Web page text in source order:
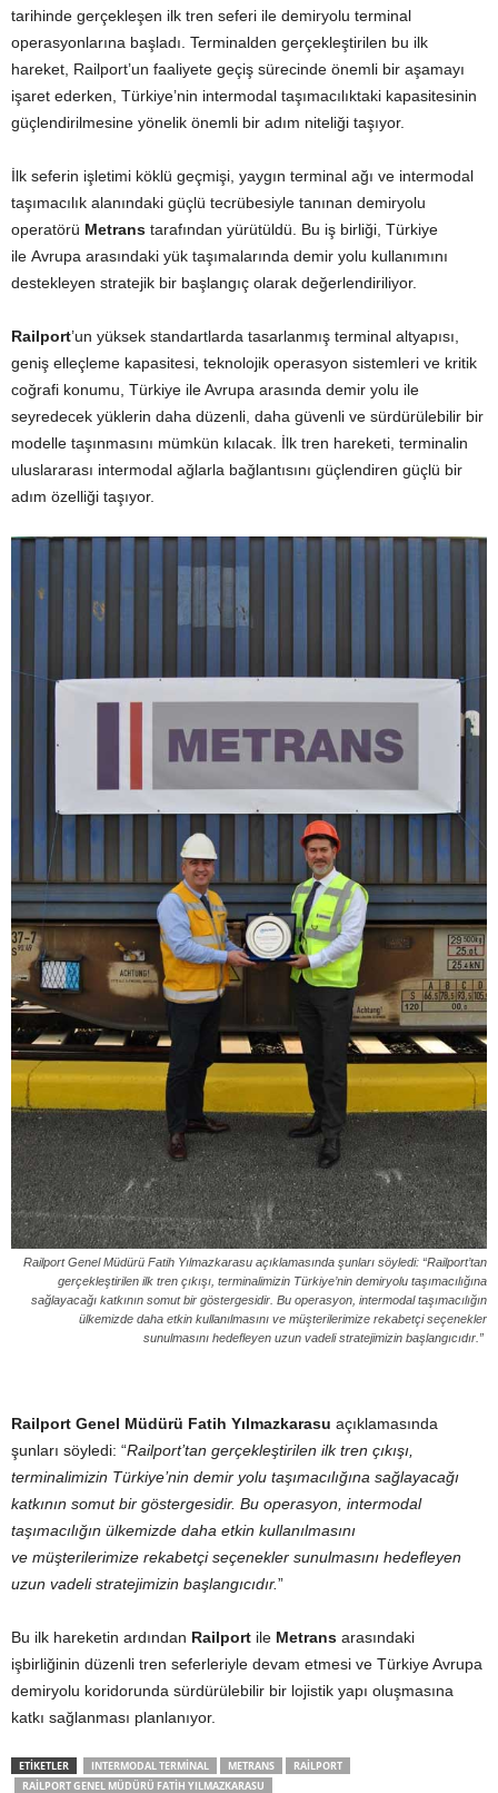
tarihinde gerçekleşen ilk tren seferi ile demiryolu terminal
operasyonlarına başladı. Terminalden gerçekleştirilen bu ilk
hareket, Railport’un faaliyete geçiş sürecinde önemli bir aşamayı
işaret ederken, Türkiye’nin intermodal taşımacılıktaki kapasitesinin
güçlendirilmesine yönelik önemli bir adım niteliği taşıyor.
İlk seferin işletimi köklü geçmişi, yaygın terminal ağı ve intermodal
taşımacılık alanındaki güçlü tecrübesiyle tanınan demiryolu
operatörü Metrans tarafından yürütüldü. Bu iş birliği, Türkiye
ile Avrupa arasındaki yük taşımalarında demir yolu kullanımını
destekleyen stratejik bir başlangıç olarak değerlendiriliyor.
Railport’un yüksek standartlarda tasarlanmış terminal altyapısı,
geniş elleçleme kapasitesi, teknolojik operasyon sistemleri ve kritik
coğrafi konumu, Türkiye ile Avrupa arasında demir yolu ile
seyredecek yüklerin daha düzenli, daha güvenli ve sürdürülebilir bir
modelle taşınmasını mümkün kılacak. İlk tren hareketi, terminalin
uluslararası intermodal ağlarla bağlantısını güçlendiren güçlü bir
adım özelliği taşıyor.
Railport Genel Müdürü Fatih Yılmazkarasu açıklamasında şunları söyledi: “Railport’tan
gerçekleştirilen ilk tren çıkışı, terminalimizin Türkiye’nin demiryolu taşımacılığına
sağlayacağı katkının somut bir göstergesidir. Bu operasyon, intermodal taşımacılığın
ülkemizde daha etkin kullanılmasını ve müşterilerimize rekabetçi seçenekler
sunulmasını hedefleyen uzun vadeli stratejimizin başlangıcıdır.”
Railport Genel Müdürü Fatih Yılmazkarasu açıklamasında
şunları söyledi: “Railport’tan gerçekleştirilen ilk tren çıkışı,
terminalimizin Türkiye’nin demir yolu taşımacılığına sağlayacağı
katkının somut bir göstergesidir. Bu operasyon, intermodal
taşımacılığın ülkemizde daha etkin kullanılmasını
ve müşterilerimize rekabetçi seçenekler sunulmasını hedefleyen
uzun vadeli stratejimizin başlangıcıdır.”
Bu ilk hareketin ardından Railport ile Metrans arasındaki
işbirliğinin düzenli tren seferleriyle devam etmesi ve Türkiye Avrupa
demiryolu koridorunda sürdürülebilir bir lojistik yapı oluşmasına
katkı sağlanması planlanıyor.
ETIKETLER INTERMODAL TERMINAL METRANS
RAILPORT
RAILPORT GENEL MÜDÜRÜ FATIH YILMAZKARASU